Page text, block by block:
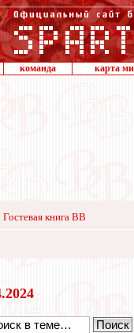
команда карта
Гостевая книга ВВ